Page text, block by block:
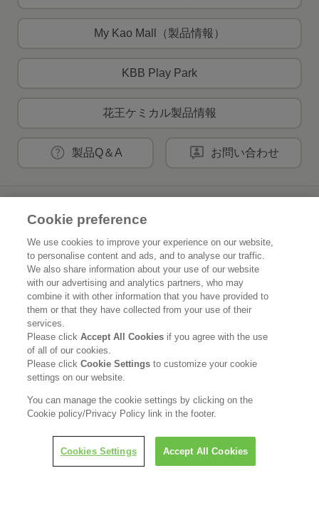
My Kao Mall（製品情報）
KBB Play Park
花王ケミカル製品情報
製品Q＆A お問い合わせ
Home 花王について
サステナビリティ
ブランド
ニュースルーム
花王のアクセシビリティ
利用者情報の外部送信 ソーシャルメディアポリシー
Cookie preference
We use cookies to improve your experience on our website,
to personalise content and ads, and to analyse our traffic.
We also share information about your use of our website
with our advertising and analytics partners, who may
combine it with other information that you have provided to
them or that they have collected from your use of their
services.
Please clickAccept All Cookies if you agree with the use
of all of our cookies.
Please clickCookie Settingsto customize your cookie
settings on our website.
You can manage the cookie settings by clicking on the
Cookie policy/Privacy Policy link in the footer.
Cookies Settings Accept All Cookies